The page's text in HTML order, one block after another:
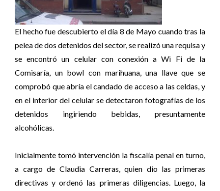
El hecho fue descubierto el día 8 de Mayo cuando tras la
pelea de dos detenidos del sector, se realizó una requisa y
se encontró un celular con conexión a Wi Fi de la
Comisaría, un bowl con marihuana, una llave que se
comprobó que abría el candado de acceso a las celdas, y
en el interior del celular se detectaron fotografías de los
detenidos ingiriendo bebidas, presuntamente
alcohólicas.
Inicialmente tomó intervención la fiscalía penal en turno,
a cargo de Claudia Carreras, quien dio las primeras
directivas y ordenó las primeras diligencias. Luego, la